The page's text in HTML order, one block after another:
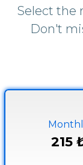
Select the
Don't
215